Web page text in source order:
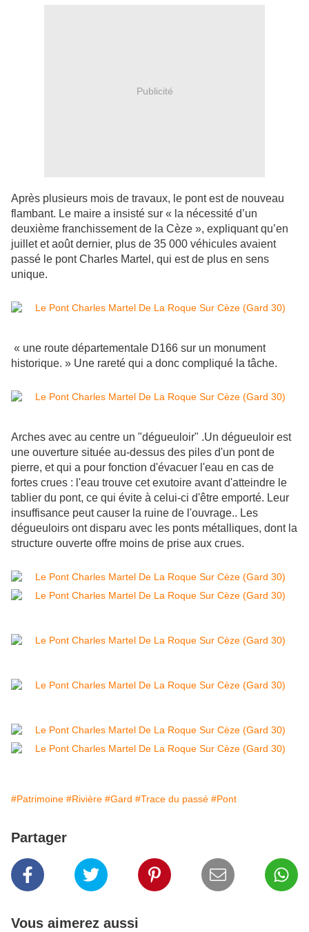
Publicité
Après plusieurs mois de travaux, le pont est de nouveau
flambant. Le maire a insisté sur « la nécessité d’un
deuxième franchissement de la Cèze », expliquant qu’en
juillet et août dernier, plus de 35 000 véhicules avaient
passé le pont Charles Martel, qui est de plus en sens
unique.
« une route départementale D166 sur un monument
historique. » Une rareté qui a donc compliqué la tâche.
Arches avec au centre un "dégueuloir" .Un dégueuloir est
une ouverture située au-dessus des piles d'un pont de
pierre, et qui a pour fonction d'évacuer l'eau en cas de
fortes crues : l'eau trouve cet exutoire avant d'atteindre le
tablier du pont, ce qui évite à celui-ci d'être emporté. Leur
insuffisance peut causer la ruine de l'ouvrage.. Les
dégueuloirs ont disparu avec les ponts métalliques, dont la
structure ouverte offre moins de prise aux crues.
#Patrimoine #Rivière #Gard #Trace du passé #Pont
Partager
Vous aimerez aussi